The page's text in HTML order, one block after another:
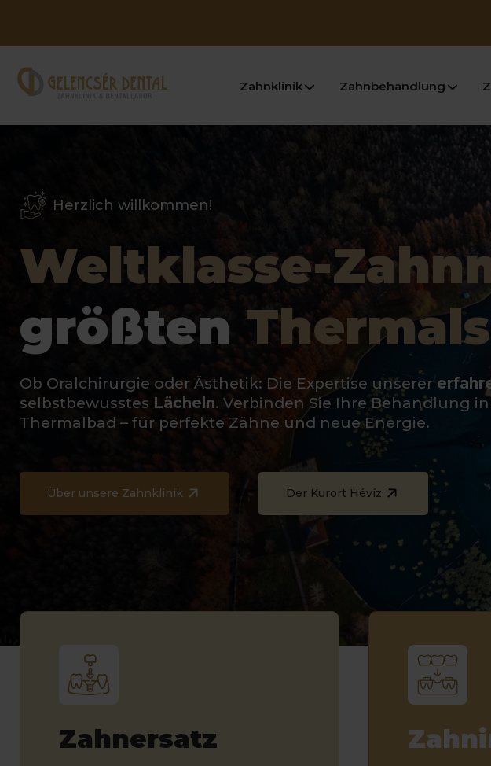
Zahnklinik Zahnbehandlung
Herzlich willkommen!
Weltklasse-
größten
Ob Oralchirurgie oder Ästhetik: Die Expertise unserer
selbstbewusstes Lächeln. Verbinden Sie Ihre Behandlung
Thermalbad – für perfekte Zähne und neue Energie.
Über unsere Zahnklinik Der Kurort Hévíz
Zahnersatz